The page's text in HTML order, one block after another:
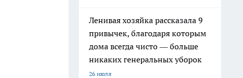
Ленивая хозяйка рассказала 9
привычек, благодаря которым
дома всегда чисто — больше
никаких генеральных уборок
26 июля